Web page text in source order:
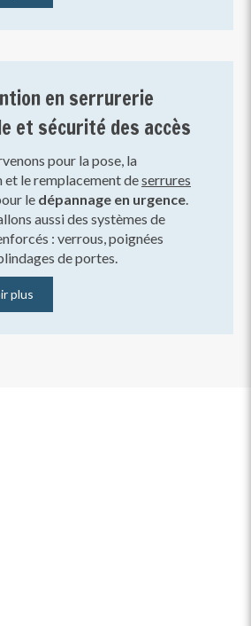
en serrurerie
et sécurité des accès
pour la pose, la
le remplacement deserrures
le dépannage en urgence.
aussi des systèmes de
: verrous, poignées
de portes.
plus